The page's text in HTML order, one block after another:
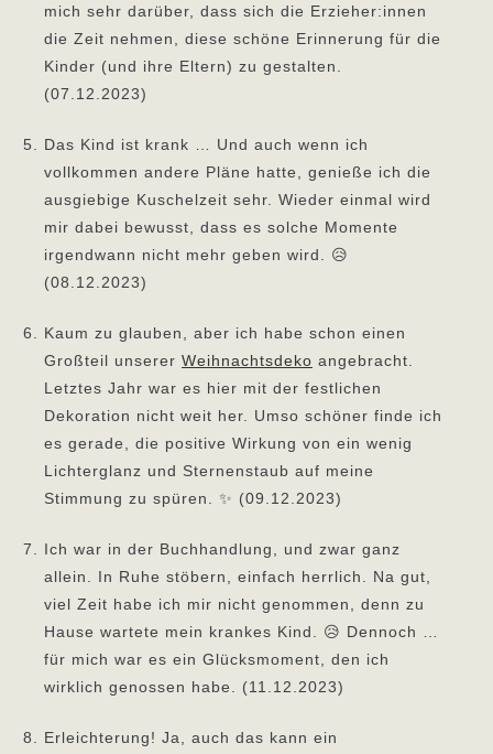
mich sehr darüber, dass sich die Erzieher:innen
die Zeit nehmen, diese schöne Erinnerung für die
Kinder (und ihre Eltern) zu gestalten.
(07.12.2023)
Das Kind ist krank … Und auch wenn ich
vollkommen andere Pläne hatte, genieße ich die
ausgiebige Kuschelzeit sehr. Wieder einmal wird
mir dabei bewusst, dass es solche Momente
irgendwann nicht mehr geben wird. 😥
(08.12.2023)
Kaum zu glauben, aber ich habe schon einen
Großteil unserer Weihnachtsdeko angebracht.
Letztes Jahr war es hier mit der festlichen
Dekoration nicht weit her. Umso schöner finde ich
es gerade, die positive Wirkung von ein wenig
Lichterglanz und Sternenstaub auf meine
Stimmung zu spüren. ✨ (09.12.2023)
Ich war in der Buchhandlung, und zwar ganz
allein. In Ruhe stöbern, einfach herrlich. Na gut,
viel Zeit habe ich mir nicht genommen, denn zu
Hause wartete mein krankes Kind. 😥 Dennoch …
für mich war es ein Glücksmoment, den ich
wirklich genossen habe. (11.12.2023)
Erleichterung! Ja, auch das kann ein